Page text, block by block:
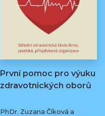
První pomoc pro výuku
zdravotnických oborů
PhDr. Zuzana Číková a